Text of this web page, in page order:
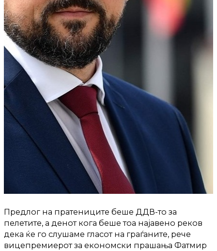
Предлог на пратениците беше ДДВ-то за
пелетите, а денот кога беше тоа најавено реков
дека ќе го слушаме гласот на граѓаните, рече
вицепремиерот за економски прашања Фатмир